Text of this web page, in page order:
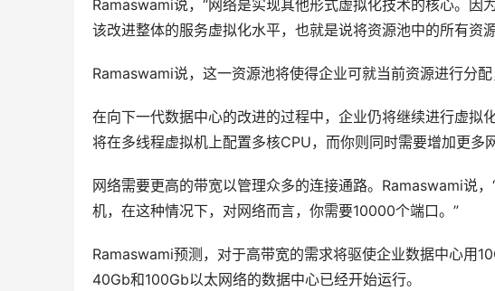
Ramaswami说，“网络是实现其他形式虚拟化技术的核心。因
该改进整体的服务虚拟化水平，也就是说将资源池中的所有
Ramaswami说，这一资源池将使得企业可就当前资源进行分
在向下一代数据中心的改进的过程中，企业仍将继续进行虚拟
将在多线程虚拟机上配置多核CPU，而你则同时需要增加更多
网络需要更高的带宽以管理众多的连接通路。Ramaswami说
机，在这种情况下，对网络而言，你需要10000个端口。”
Ramaswami预测，对于高带宽的需求将驱使企业数据中心用
40Gb和100Gb以太网络的数据中心已经开始运行。